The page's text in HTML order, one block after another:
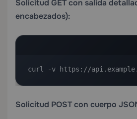
Solicitud GET con salida
encabezados):
curl -v https://
Solicitud POST con cuerpo